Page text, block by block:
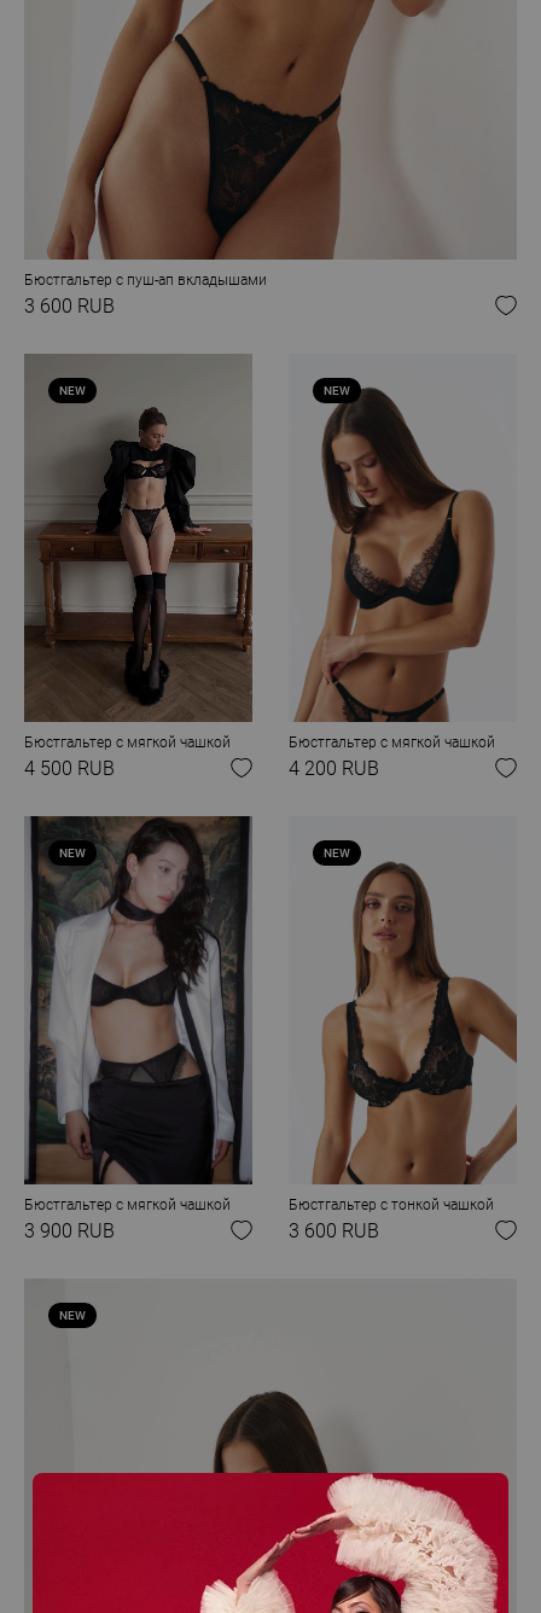
Бюстгальтер с пуш-ап вкладышами
3 600 RUB
NEW
Бюстгальтер с мягкой чашкой
4 500 RUB
NEW
Бюстгальтер с мягкой чашкой
4 200 RUB
NEW
Бюстгальтер с мягкой чашкой
3 900 RUB
NEW
Бюстгальтер с тонкой чашкой
3 600 RUB
NEW